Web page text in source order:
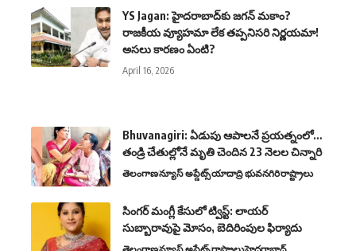
YS Jagan: హైదరాబాద్‌కు జగన్ మకాం?
రాజకీయ వ్యూహమా లేక తప్పనిసరి నిర్ణయమా!
అసలు కారణం ఏంటి?
April 16, 2026
Bhuvanagiri: ఏడుపు ఆపాలనే ప్రయత్నంలో…
తండ్రి చేతుల్లోనే మృతి చెందిన 23 నెలల చిన్నారి
తెలంగాణన్యూస్ అప్డేట్స్యాదాద్రి భువనగిరిరాష్ట్రాలు
సింగర్ మంగ్లీ కేసులో ట్విస్ట్: లాయర్
సుబ్బారావుపై మోసం, బెదిరింపుల ఫిర్యాదు